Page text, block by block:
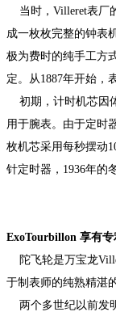
当时，Villeret表厂
成一枚枚完整的钟表
极为费时的纯手工方
定。从1887年开始，
初期，计时机芯因
用于腕表。由于定时
枚机芯采用每秒摆动
针定时器，1936年的
ExoTourbillon 享有
陀飞轮是万宝龙
于制表师的纯熟精湛
两个多世纪以前发